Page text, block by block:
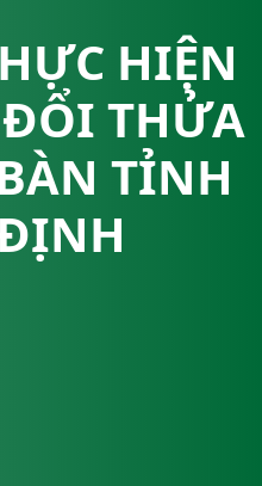
HIỆN
THỬA
TỈNH